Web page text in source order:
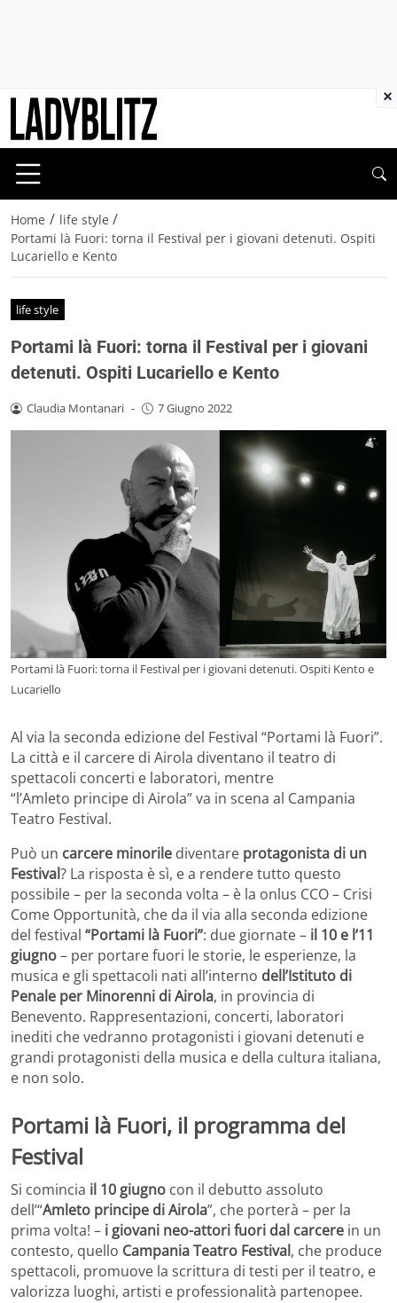
Home / life style /
Portami là Fuori: torna il Festival per i giovani detenuti. Ospiti
Lucariello e Kento
life style
Portami là Fuori: torna il Festival per i giovani
detenuti. Ospiti Lucariello e Kento
Claudia Montanari - 7 Giugno 2022
Portami là Fuori: torna il Festival per i giovani detenuti. Ospiti Kento e
Lucariello
Al via la seconda edizione del Festival “Portami là Fuori”.
La città e il carcere di Airola diventano il teatro di
spettacoli concerti e laboratori, mentre
“l’Amleto principe di Airola” va in scena al Campania
Teatro Festival.
Può un carcere minorile diventare protagonista di un
Festival? La risposta è sì, e a rendere tutto questo
possibile – per la seconda volta – è la onlus CCO – Crisi
Come Opportunità, che da il via alla seconda edizione
del festival “Portami là Fuori”: due giornate – il 10 e l’11
giugno– per portare fuori le storie, le esperienze, la
musica e gli spettacoli nati all’interno dell’Istituto di
Penale per Minorenni di Airola, in provincia di
Benevento. Rappresentazioni, concerti, laboratori
inediti che vedranno protagonisti i giovani detenuti e
grandi protagonisti della musica e della cultura italiana,
e non solo.
Portami là Fuori, il programma del
Festival
Si comincia il 10 giugno con il debutto assoluto
dell’“Amleto principe di Airola”, che porterà – per la
prima volta! – i giovani neo-attori fuori dal carcere in un
contesto, quello Campania Teatro Festival, che produce
spettacoli, promuove la scrittura di testi per il teatro, e
valorizza luoghi, artisti e professionalità partenopee.
×